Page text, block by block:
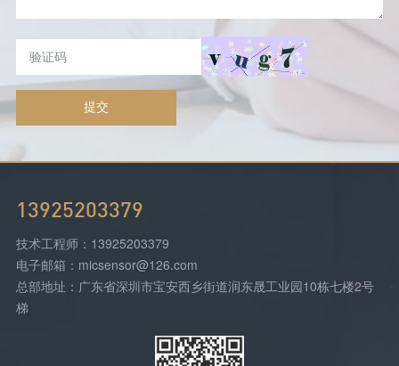
提交
13925203379
技术工程师：13925203379
电子邮箱：micsensor@126.com
总部地址：广东省深圳市宝安西乡街道润东晟工业园10栋七楼2号
梯